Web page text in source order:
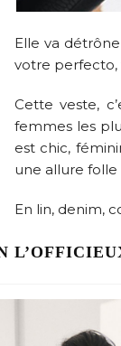
Elle va
votre perfecto,
Cette veste,
femmes les
est chic,
une allure
En lin, denim,